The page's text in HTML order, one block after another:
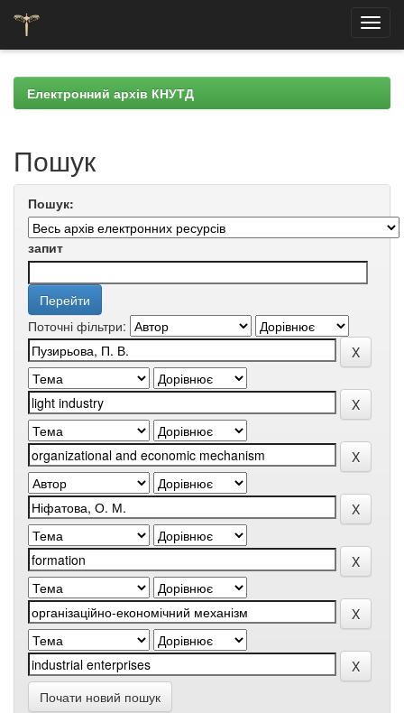
navigationЕлектронний архів КНУТД
Пошук
Пошук:
запит
Поточні фільтри:
Почати новий пошук